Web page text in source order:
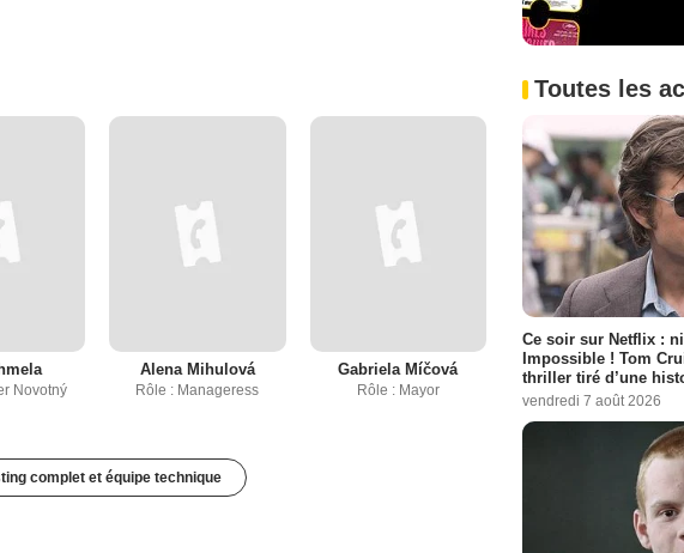
Novotný
Alena Mihulová
Rôle : Manageress
Gabriela Míčová
Rôle : Mayor
complet et équipe technique
Toutes les
Ce soir sur Netflix :
Impossible ! Tom
thriller tiré d’une
vendredi 7 août 2026